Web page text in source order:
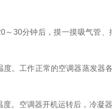
～30分钟后，摸一摸吸气管
。 工作正常的空调器蒸发器
。 空调器开机运转后，冷凝